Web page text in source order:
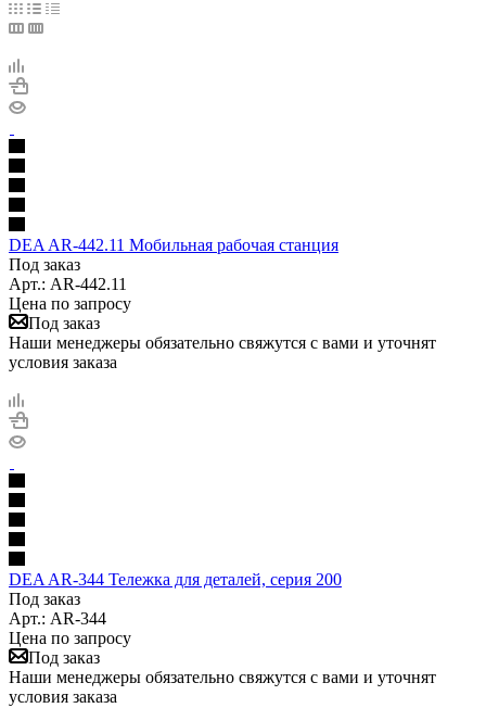
DEA AR-442.11 Мобильная рабочая станция
Под заказ
Арт.: AR-442.11
Цена по запросу
Под заказ
Наши менеджеры обязательно свяжутся с вами и уточнят
условия заказа
DEA AR-344 Тележка для деталей, серия 200
Под заказ
Арт.: AR-344
Цена по запросу
Под заказ
Наши менеджеры обязательно свяжутся с вами и уточнят
условия заказа